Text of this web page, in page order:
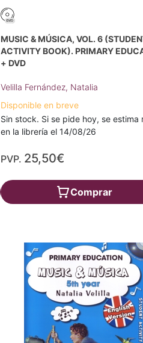
MUSIC & MÚSICA, VOL. 6
ACTIVITY BOOK). PRIMARY
+ DVD
Velilla Fernández, Natalia
Disponible en breve
Sin stock. Si se pide hoy, se estima
en la librería el 14/08/26
PVP. 25,50€
Comprar